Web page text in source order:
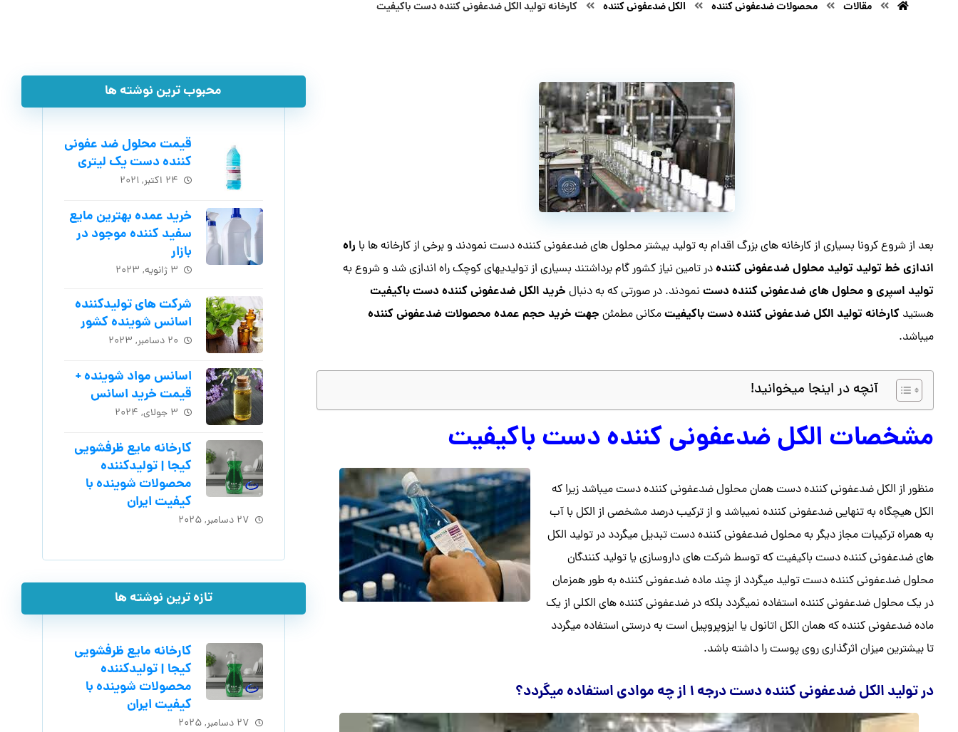
مقالات محصولات ضدعفونی کننده الکل ضدعفونی کننده کارخانه تولید الکل ضدعفونی کننده دست باکیفیت
بعد از شروع کرونا بسیاری از کارخانه های بزرگ اقدام به تولید بیشتر محلول های ضدعفونی کننده دست نمودند و برخی از کارخانه ها با راه
اندازی خط تولید تولید محلول ضدعفونی کنندهدر تامین نیاز کشور گام برداشتند بسیاری از تولیدیهای کوچک راه اندازی شد و شروع به
تولید اسپری و محلول های ضدعفونی کننده دستنمودند. در صورتی که به دنبالخرید الکل ضدعفونی کننده دست باکیفیت
هستید کارخانه تولید الکل ضدعفونی کننده دست باکیفیتمکانی مطمئنجهت خرید حجم عمده محصولات ضدعفونی کننده
میباشد.
آنچه در اینجا میخوانید!
مشخصات الکل ضدعفونی کننده دست باکیفیت
منظور از الکل ضدعفونی کننده دست همان محلول ضدعفونی کننده دست میباشد زیرا که
الکل هیچگاه به تنهایی ضدعفونی کننده نمیباشد و از ترکیب درصد مشخصی از الکل با آب
به همراه ترکیبات مجاز دیگر به محلول ضدعفونی کننده دست تبدیل میگردد در تولید الکل
های ضدعفونی کننده دست باکیفیت که توسط شرکت های داروسازی یا تولید کنندگان
محلول ضدعفونی کننده دست تولید میگردد از چند ماده ضدعفونی کننده به طور همزمان
در یک محلول ضدعفونی کننده استفاده نمیگردد بلکه در ضدعفونی کننده های الکلی از یک
ماده ضدعفونی کننده که همان الکل اتانول یا ایزوپروپیل است به درستی استفاده میگردد
تا بیشترین میزان اثرگذاری روی پوست را داشته باشد.
در تولید الکل ضدعفونی کننده دست درجه ۱ از چه موادی استفاده میگردد؟
محبوب ترین نوشته ها
قیمت محلول ضد عفونی
کننده دست یک لیتری
۲۴ اکتبر, ۲۰۲۱
خرید عمده بهترین مایع
سفید کننده موجود در
بازار
۳ ژانویه, ۲۰۲۳
شرکت های تولیدکننده
اسانس شوینده کشور
۲۰ دسامبر, ۲۰۲۳
اسانس مواد شوینده +
قیمت خرید اسانس
۳ جولای, ۲۰۲۴
کارخانه مایع ظرفشویی
کیجا | تولیدکننده
محصولات شوینده با
کیفیت ایران
۲۷ دسامبر, ۲۰۲۵
تازه ترین نوشته ها
کارخانه مایع ظرفشویی
کیجا | تولیدکننده
محصولات شوینده با
کیفیت ایران
۲۷ دسامبر, ۲۰۲۵